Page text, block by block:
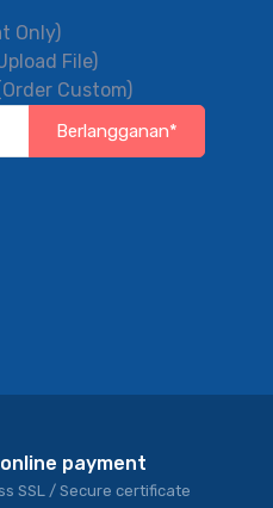
Only)
File)
Custom)
Berlangganan*
payment
SSL / Secure сertificate